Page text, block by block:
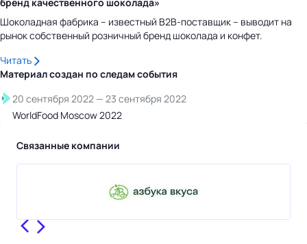
Шоколадная фабрика – известный B2B-поставщик – выводит на
рынок собственный розничный бренд шоколада и конфет.
Читать
Материал создан по следамсобытия
20 сентября 2022 — 23 сентября 2022
WorldFood Moscow 2022
Связанные компании